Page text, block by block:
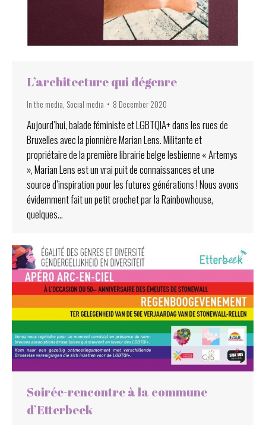
L’architecture qui dégenre
In the media Social media 8 December 2020
Aujourd’hui, balade féministe et LGBTQIA+ dans les rues de
Bruxelles avec la pionnière Marian Lens. Militante et
propriétaire de la première librairie belge lesbienne « Artemys
», Marian Lens est un vrai puit de connaissances et une
source d’inspiration pour les futures générations ! Nous avons
évidemment fait un petit crochet par la Rainbowhouse,
quelques…
Soirée-rencontre à la commune
d’Etterbeek